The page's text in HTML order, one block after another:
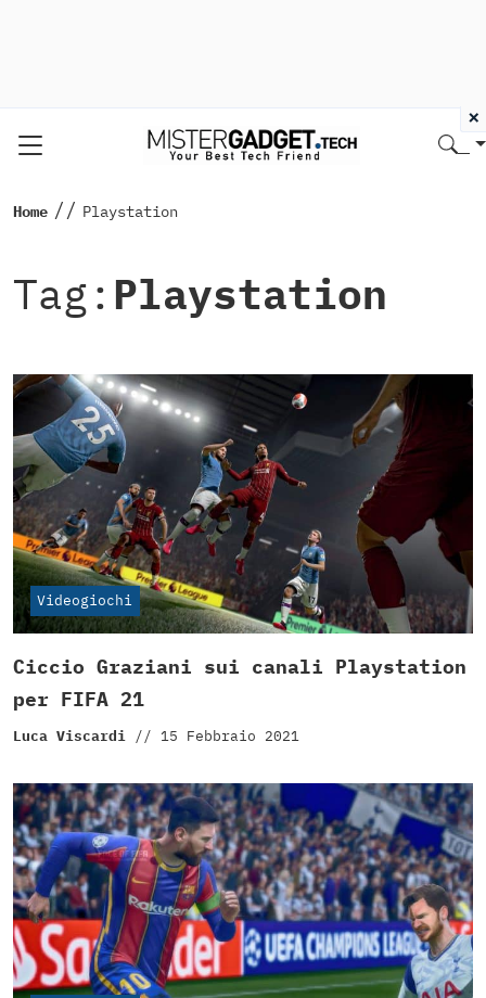
Home // Playstation
Tag: Playstation
Videogiochi
Ciccio Graziani sui canali Playstation
per FIFA 21
Luca Viscardi // 15 Febbraio 2021
×